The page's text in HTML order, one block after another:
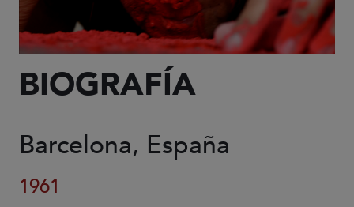
BIOGRAFÍA
Barcelona, España
1961